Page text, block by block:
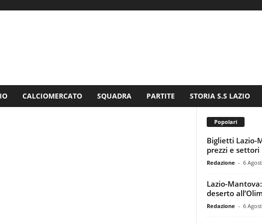
CALCIOMERCATO SQUADRA PARTITE STORIA S.S LAZIO
Popolari
Biglietti Lazio-
prezzi e settori
Redazione - 6
Lazio-
deserto
Redazione - 6